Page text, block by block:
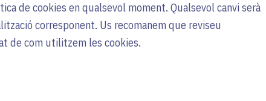
de cookies en qualsevol moment. Qualsevol canvi serà
corresponent. Us recomanem que reviseu
de com utilitzem les cookies.